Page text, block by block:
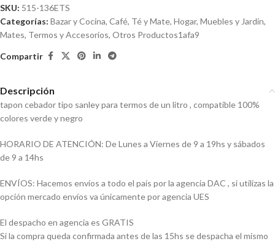
SKU: 515-136ETS
Categorías: Bazar y Cocina, Café, Té y Mate, Hogar, Muebles y Jardín,
Mates, Termos y Accesorios, Otros Productos1afa9
Compartir
Descripción
tapon cebador tipo sanley para termos de un litro , compatible 100%
colores verde y negro
HORARIO DE ATENCIÓN: De Lunes a Viernes de 9 a 19hs y sábados
de 9 a 14hs
ENVÍOS: Hacemos envíos a todo el país por la agencia DAC , si utilizas la
opción mercado envíos va únicamente por agencia UES
El despacho en agencia es GRATIS
Si la compra queda confirmada antes de las 15hs se despacha el mismo